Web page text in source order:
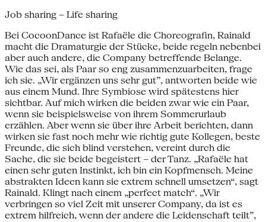
Job sharing – Life sharing
Bei CocoonDance ist Rafaële die Choreografin, Rainald
macht die Dramaturgie der Stücke, beide regeln nebenbei
aber auch andere, die Company betreffende Belange.
Wie das sei, als Paar so eng zusammenzuarbeiten, frage
ich sie. „Wir ergänzen uns sehr gut”, antworten beide wie
aus einem Mund. Ihre Symbiose wird spätestens hier
sichtbar. Auf mich wirken die beiden zwar wie ein Paar,
wenn sie beispielsweise von ihrem Sommerurlaub
erzählen. Aber wenn sie über ihre Arbeit berichten, dann
wirken sie fast noch mehr wie richtig gute Kollegen, beste
Freunde, die sich blind verstehen, vereint durch die
Sache, die sie beide begeistert – der Tanz. „Rafaële hat
einen sehr guten Instinkt, ich bin ein Kopfmensch. Meine
abstrakten Ideen kann sie extrem schnell umsetzen“, sagt
Rainald. Klingt nach einem „perfect match“. „Wir
verbringen so viel Zeit mit unserer Company, da ist es
extrem hilfreich, wenn der andere die Leidenschaft teilt”,